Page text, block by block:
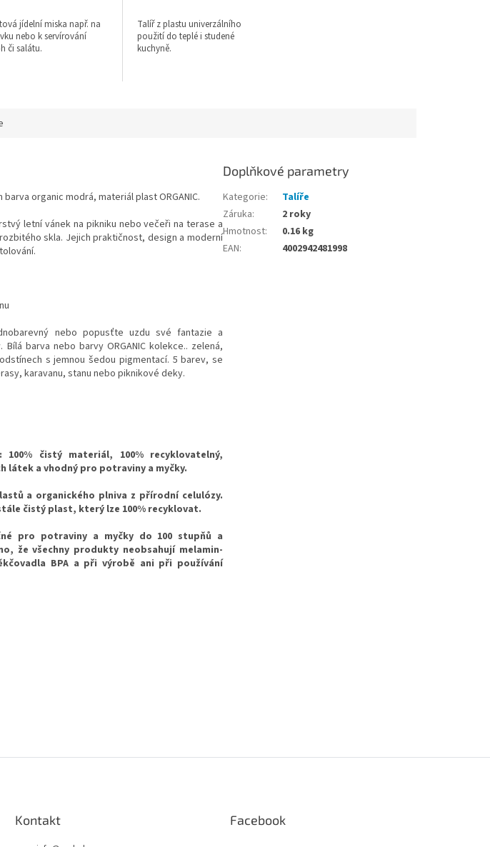
jídelní miska např. na
nebo k servírování
či salátu.
Talíř z plastu univerzálního
použití do teplé i studené
kuchyně.
barva organic modrá, materiál plast ORGANIC.
letní vánek na pikniku nebo večeři na terase a
skla. Jejich praktičnost, design a moderní
nebo popusťte uzdu své fantazie a
barva nebo barvy ORGANIC kolekce.. zelená,
s jemnou šedou pigmentací. 5 barev, se
karavanu, stanu nebo piknikové deky.
čistý materiál, 100% recyklovatelný,
látek a vhodný pro potraviny a myčky.
a organického plniva z přírodní celulózy.
čistý plast, který lze 100% recyklovat.
pro potraviny a myčky do 100 stupňů a
že všechny produkty neobsahují melamin-
BPA a při výrobě ani při používání
Doplňkové parametry
Kategorie:
Talíře
Záruka:
2 roky
Hmotnost:
0.16 kg
EAN: 4002942481998
Kontakt Facebook